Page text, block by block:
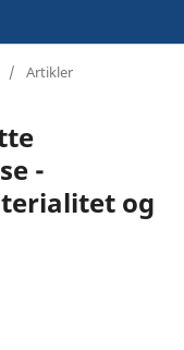
/ Artikler
-
og